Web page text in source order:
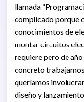
llamada
complicado porque
conocimientos de
montar circuitos
requiere pero de
concreto
queríamos
diseño y